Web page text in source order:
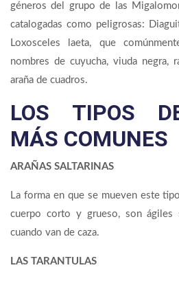
géneros del grupo de las
catalogadas como peligrosas:
Loxosceles laeta, que
nombres de cuyucha, viuda negra,
araña de cuadros.
LOS TIPOS
MÁS COMUNES
ARAÑAS SALTARINAS
La forma en que se mueven este
cuerpo corto y grueso, son ágiles
cuando van de caza.
LAS TARANTULAS